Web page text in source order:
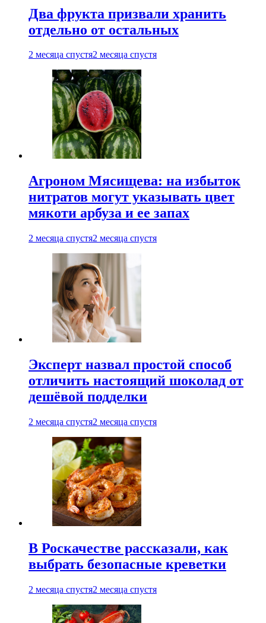
Два фрукта призвали хранить
отдельно от остальных
2 месяца спустя2 месяца спустя
Агроном Мясищева: на избыток
нитратов могут указывать цвет
мякоти арбуза и ее запах
2 месяца спустя2 месяца спустя
Эксперт назвал простой способ
отличить настоящий шоколад от
дешёвой подделки
2 месяца спустя2 месяца спустя
В Роскачестве рассказали, как
выбрать безопасные креветки
2 месяца спустя2 месяца спустя